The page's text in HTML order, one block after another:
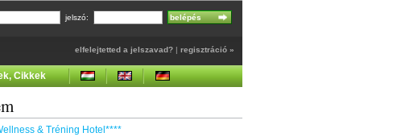
jelszó:
elfelejtetted a jelszavad? | regisztráció »
Cikkek
& Tréning Hotel****